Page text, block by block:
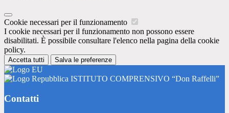
Cookie necessari per il funzionamento
I cookie necessari per il funzionamento non possono essere
disabilitati. È possibile consultare l'elenco nella pagina della cookie
policy.
Accetta tutti Salva le preferenze
ISTITUTO COMPRENSIVO “Don Raffelli”
Contatti